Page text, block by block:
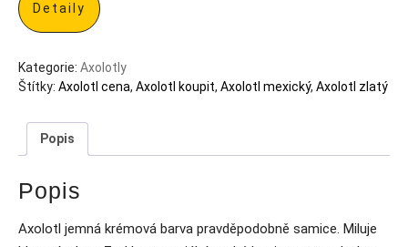
Detaily
Kategorie: Axolotly
Štítky: Axolotl cena, Axolotl koupit, Axolotl mexický, Axolotl zlatý
Popis
Popis
Axolotl jemná krémová barva pravděpodobně samice. Miluje